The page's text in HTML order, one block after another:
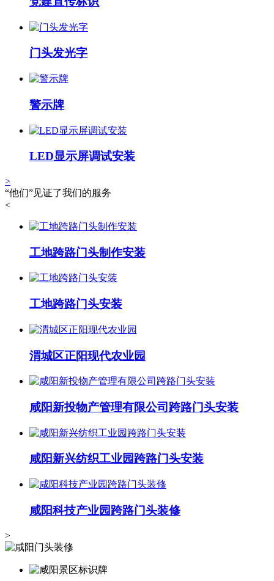
门头发光字
警示牌
LED显示屏调试安装
>
“他们”见证了我们的服务
<
工地跨路门头制作安装
工地跨路门头安装
渭城区正阳现代农业园
咸阳新投物产管理有限公司跨路门头安装
咸阳新兴纺织工业园跨路门头安装
咸阳科技产业园跨路门头装修
>